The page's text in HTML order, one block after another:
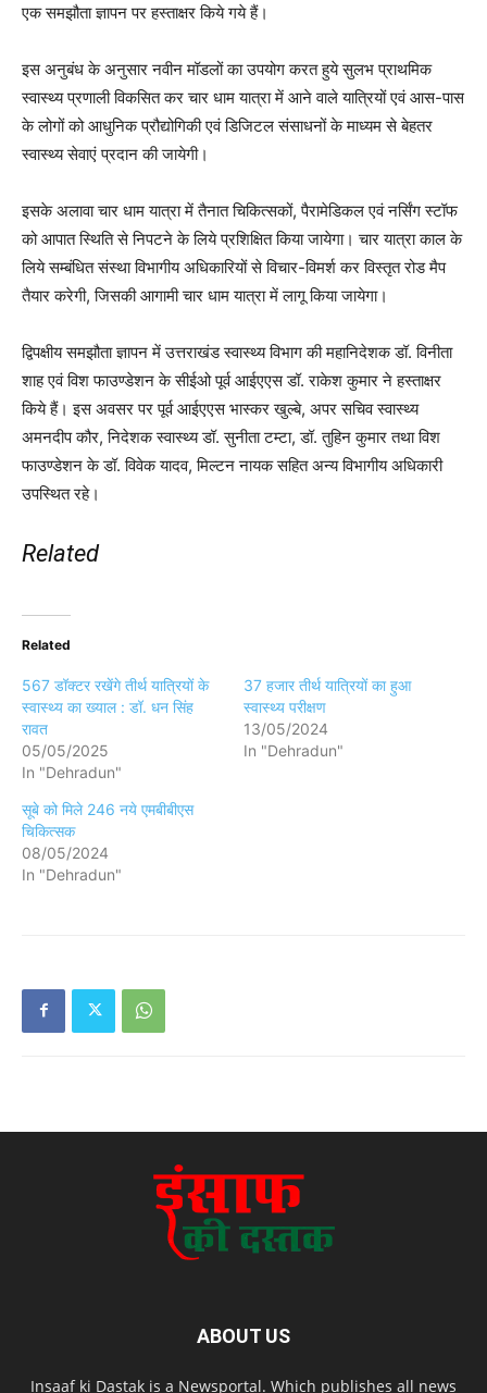
एक समझौता ज्ञापन पर हस्ताक्षर किये गये हैं।
इस अनुबंध के अनुसार नवीन मॉडलों का उपयोग करत हुये सुलभ प्राथमिक
स्वास्थ्य प्रणाली विकसित कर चार धाम यात्रा में आने वाले यात्रियों एवं आस-पास
के लोगों को आधुनिक प्रौद्योगिकी एवं डिजिटल संसाधनों के माध्यम से बेहतर
स्वास्थ्य सेवाएं प्रदान की जायेगी।
इसके अलावा चार धाम यात्रा में तैनात चिकित्सकों, पैरामेडिकल एवं नर्सिंग स्टॉफ
को आपात स्थिति से निपटने के लिये प्रशिक्षित किया जायेगा। चार यात्रा काल के
लिये सम्बंधित संस्था विभागीय अधिकारियों से विचार-विमर्श कर विस्तृत रोड मैप
तैयार करेगी, जिसकी आगामी चार धाम यात्रा में लागू किया जायेगा।
द्विपक्षीय समझौता ज्ञापन में उत्तराखंड स्वास्थ्य विभाग की महानिदेशक डॉ. विनीता
शाह एवं विश फाउण्डेशन के सीईओ पूर्व आईएएस डॉ. राकेश कुमार ने हस्ताक्षर
किये हैं। इस अवसर पर पूर्व आईएएस भास्कर खुल्बे, अपर सचिव स्वास्थ्य
अमनदीप कौर, निदेशक स्वास्थ्य डॉ. सुनीता टम्टा, डॉ. तुहिन कुमार तथा विश
फाउण्डेशन के डॉ. विवेक यादव, मिल्टन नायक सहित अन्य विभागीय अधिकारी
उपस्थित रहे।
Related
Related
567 डॉक्टर रखेंगे तीर्थ यात्रियों के
स्वास्थ्य का ख्याल : डॉ. धन सिंह
रावत
05/05/2025
In "Dehradun"
37 हजार तीर्थ यात्रियों का हुआ
स्वास्थ्य परीक्षण
13/05/2024
In "Dehradun"
सूबे को मिले 246 नये एमबीबीएस
चिकित्सक
08/05/2024
In "Dehradun"
ABOUT US
Insaaf ki Dastak is a Newsportal. Which publishes all news